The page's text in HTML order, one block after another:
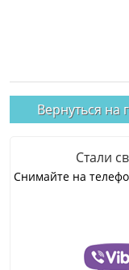
Вернуться на
Стали
Снимайте на